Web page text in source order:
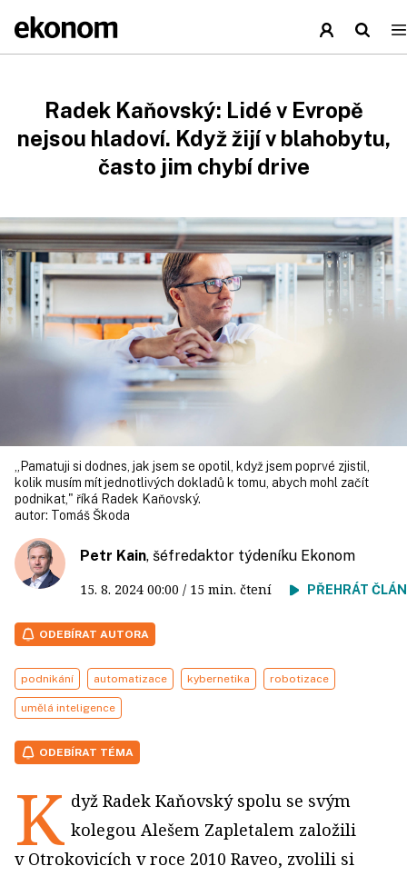
Radek Kaňovský: Lidé v Evropě
nejsou hladoví. Když žijí v blahobytu,
často jim chybí drive
„Pamatuji si dodnes, jak jsem se opotil, když jsem poprvé zjistil,
kolik musím mít jednotlivých dokladů k tomu, abych mohl začít
podnikat," říká Radek Kaňovský.
autor: Tomáš Škoda
Petr Kain, šéfredaktor týdeníku Ekonom
15. 8. 2024 00:00 / 15 min. čtení PŘEHRÁT
ODEBÍRAT AUTORA
podnikání automatizace kybernetika robotizace
umělá inteligence
ODEBÍRAT TÉMA
K dyž Radek Kaňovský spolu se svým
kolegou Alešem Zapletalem založili
v Otrokovicích v roce 2010 Raveo, zvolili si